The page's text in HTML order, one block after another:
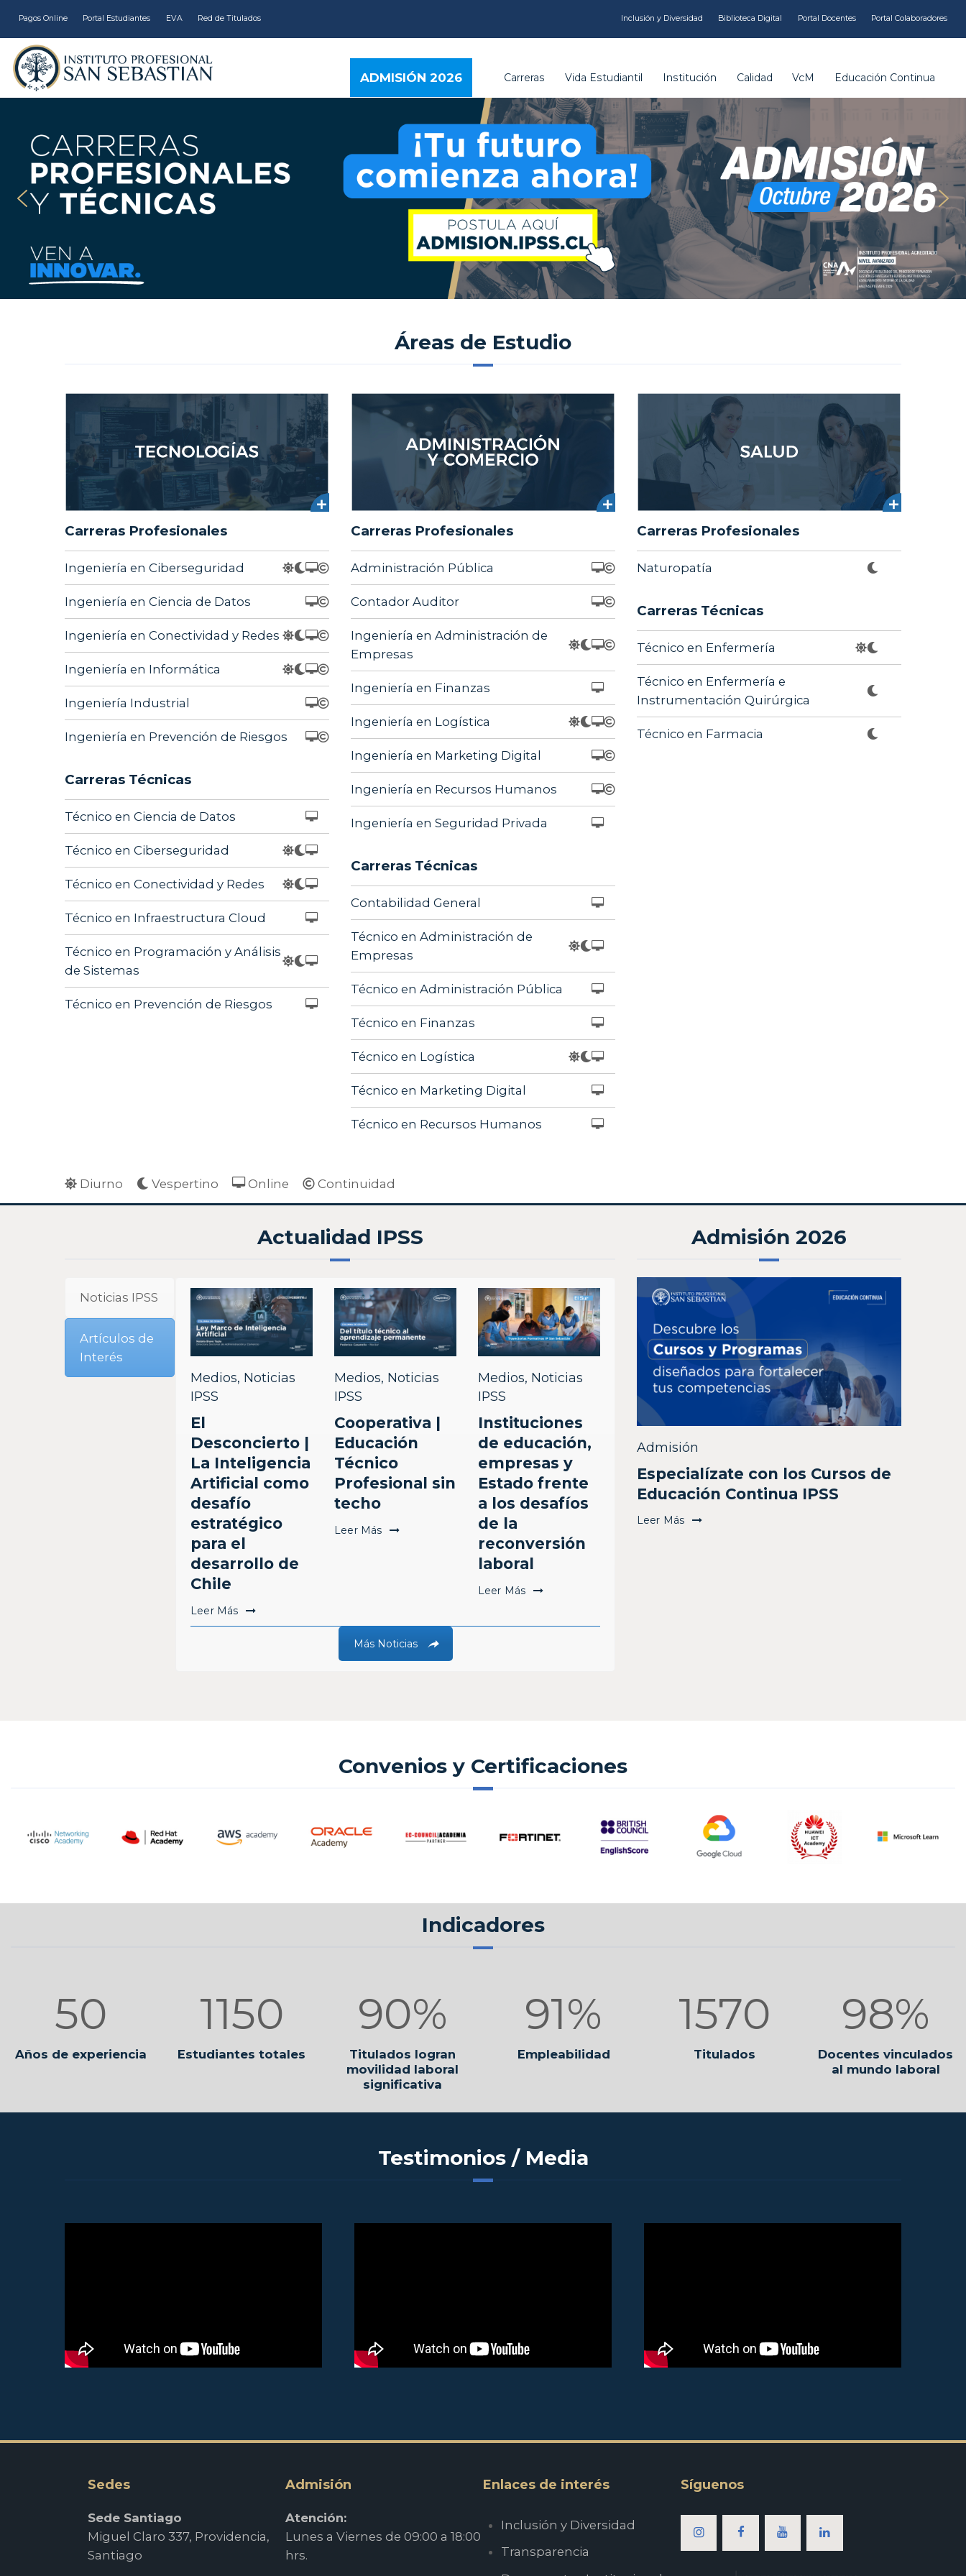
Pagos Online Portal Estudiantes EVA Red de Titulados Inclusión y Diversidad Biblioteca Digital Portal Docentes Portal Colaboradores
ADMISIÓN 2026 Carreras Vida Estudiantil Institución Calidad VcM Educación Continua
VIDA
ESTUDIANTIL
INSTITUCIÓN
CALIDAD
EDUCACIÓN
Áreas de Estudio
Carreras Profesionales
Ingeniería en Ciberseguridad
Ingeniería en Ciencia de Datos
Ingeniería en Conectividad y Redes
Ingeniería en Informática
Ingeniería Industrial
Ingeniería en Prevención de Riesgos
Carreras Técnicas
Técnico en Ciencia de Datos
Técnico en Ciberseguridad
Técnico en Conectividad y Redes
Técnico en Infraestructura Cloud
Técnico en Programación y Análisis
de Sistemas
Técnico en Prevención de Riesgos
Carreras Profesionales
Administración Pública
Contador Auditor
Ingeniería en Administración de
Empresas
Ingeniería en Finanzas
Ingeniería en Logística
Ingeniería en Marketing Digital
Ingeniería en Recursos Humanos
Ingeniería en Seguridad Privada
Carreras Técnicas
Contabilidad General
Técnico en Administración de
Empresas
Técnico en Administración Pública
Técnico en Finanzas
Técnico en Logística
Técnico en Marketing Digital
Técnico en Recursos Humanos
Carreras Profesionales
Naturopatía
Carreras Técnicas
Técnico en Enfermería
Técnico en Enfermería e
Instrumentación Quirúrgica
Técnico en Farmacia
Diurno Vespertino Online Continuidad
Actualidad IPSS
Noticias IPSS
Artículos de
Interés
Medios, Noticias
IPSS
El
Desconcierto |
La Inteligencia
Artificial como
desafío
estratégico
para el
desarrollo de
Chile
Leer Más
Medios, Noticias
IPSS
Cooperativa |
Educación
Técnico
Profesional sin
techo
Leer Más
Medios, Noticias
IPSS
Instituciones
de educación,
empresas y
Estado frente
a los desafíos
de la
reconversión
laboral
Leer Más
Más Noticias
Admisión 2026
Admisión
Especialízate con los Cursos de
Educación Continua IPSS
Leer Más
Convenios y Certificaciones
Indicadores
50
Años de experiencia
1450
Estudiantes totales
90%
Titulados logran
movilidad laboral
significativa
91%
Empleabilidad
2010
Titulados
98%
Docentes vinculados
al mundo laboral
Testimonios / Media
Sedes
Sede Santiago
Miguel Claro 337, Providencia,
Santiago
Admisión
Atención:
Lunes a Viernes de 09:00 a 18:00
hrs.
Enlaces de interés
Inclusión y Diversidad
Transparencia
Síguenos